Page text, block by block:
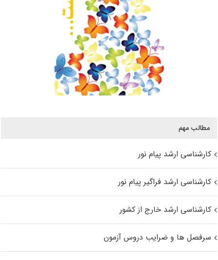
مطالب مهم
کارشناسی ارشد پیام نور
کارشناسی ارشد فراگیر پیام نور
کارشناسی ارشد خارج از کشور
سرفصل ها و ضرایب دروس آزمون